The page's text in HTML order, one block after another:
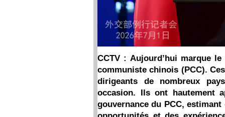
CCTV : Aujourd’hui marque
communiste chinois (PCC).
dirigeants de nombreux
occasion. Ils ont hautement
gouvernance du PCC,